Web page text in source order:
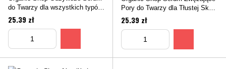
do Twarzy dla wszystkich typów
skóry Awokado i Aloes, 30 ml
25.39 zł
Pory do Twarzy dla Tłustej Skóry
Dynia i Miód, 30 ml
25.39 zł